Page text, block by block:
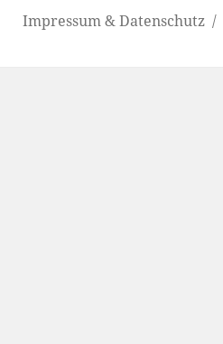
Impressum & Datenschutz